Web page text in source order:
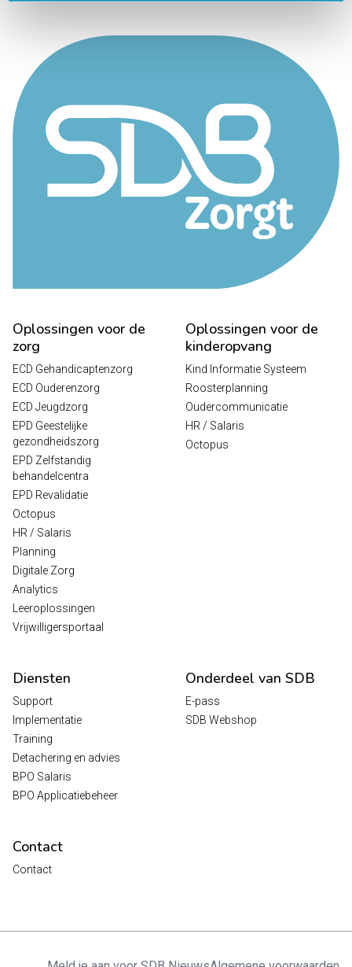
Oplossingen voor de
zorg
ECD Gehandicaptenzorg
ECD Ouderenzorg
ECD Jeugdzorg
EPD Geestelijke
gezondheidszorg
EPD Zelfstandig
behandelcentra
EPD Revalidatie
Octopus
HR / Salaris
Planning
Digitale Zorg
Analytics
Leeroplossingen
Vrijwilligersportaal
Oplossingen voor de
kinderopvang
Kind Informatie Systeem
Roosterplanning
Oudercommunicatie
HR / Salaris
Octopus
Diensten
Support
Implementatie
Training
Detachering en advies
BPO Salaris
BPO Applicatiebeheer
Onderdeel van SDB
E-pass
SDB Webshop
Contact
Contact